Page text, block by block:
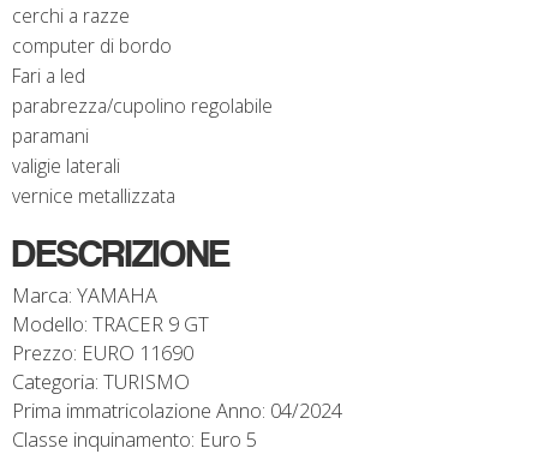
cerchi a razze
computer di bordo
Fari a led
parabrezza/cupolino regolabile
paramani
valigie laterali
vernice metallizzata
DESCRIZIONE
Marca: YAMAHA
Modello: TRACER 9 GT
Prezzo: EURO 11690
Categoria: TURISMO
Prima immatricolazione Anno: 04/2024
Classe inquinamento: Euro 5